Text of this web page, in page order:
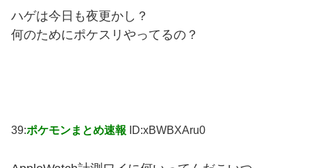
ハゲは今日も夜更かし？
何のためにポケスリやってるの？
39:ポケモンまとめ速報 ID:xBWBXAru0